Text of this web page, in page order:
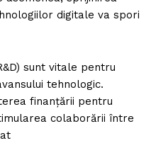
digitale va spori
sunt vitale pentru
tehnologic.
finanțării pentru
colaborării între